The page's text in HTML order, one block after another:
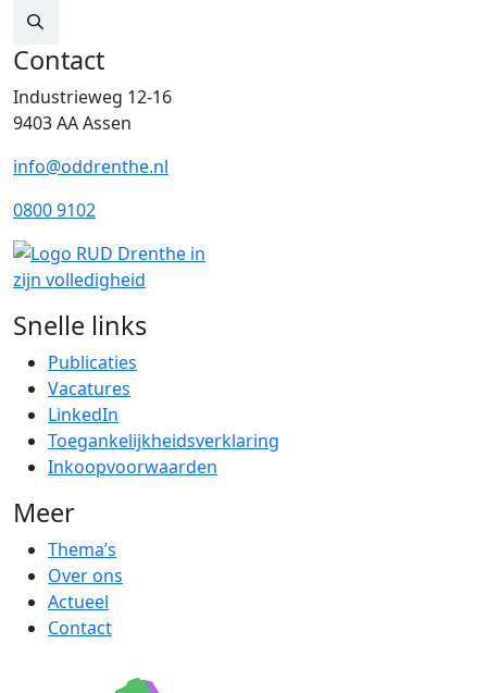
Contact
Industrieweg 12-16
9403 AA Assen
info@oddrenthe.nl
0800 9102
Snelle links
Publicaties
Vacatures
LinkedIn
Toegankelijkheidsverklaring
Inkoopvoorwaarden
Meer
Thema’s
Over ons
Actueel
Contact